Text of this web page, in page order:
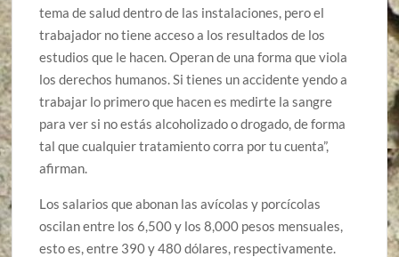
tema de salud dentro de las instalaciones, pero el
trabajador no tiene acceso a los resultados de los
estudios que le hacen. Operan de una forma que viola
los derechos humanos. Si tienes un accidente yendo a
trabajar lo primero que hacen es medirte la sangre
para ver si no estás alcoholizado o drogado, de forma
tal que cualquier tratamiento corra por tu cuenta”,
afirman.
Los salarios que abonan las avícolas y porcícolas
oscilan entre los 6,500 y los 8,000 pesos mensuales,
esto es, entre 390 y 480 dólares, respectivamente.